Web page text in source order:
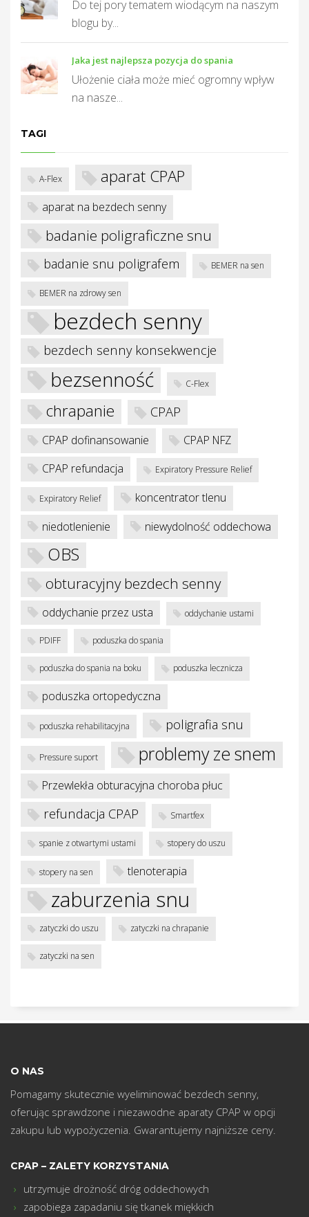
Do tej pory tematem wiodącym na naszym
blogu by...
Jaka jest najlepsza pozycja do spania
Ułożenie ciała może mieć ogromny wpływ
na nasze...
TAGI
A-Flex aparat CPAP
aparat na bezdech senny
badanie poligraficzne snu
badanie snu poligrafem BEMER na sen
BEMER na zdrowy sen
bezdech senny
bezdech senny konsekwencje
bezsenność C-Flex
chrapanie CPAP
CPAP dofinansowanie
CPAP NFZ
CPAP refundacja
Expiratory Pressure Relief
Expiratory Relief
koncentrator tlenu
niedotlenienie
niewydolność oddechowa
OBS
obturacyjny bezdech senny
oddychanie przez usta oddychanie ustami
PDIFF poduszka do spania
poduszka do spania na boku poduszka lecznicza
poduszka ortopedyczna
poduszka rehabilitacyjna poligrafia snu
Pressure suport problemy ze snem
Przewlekła obturacyjna choroba płuc
refundacja CPAP Smartfex
spanie z otwartymi ustami stopery do uszu
stopery na sen tlenoterapia
zaburzenia snu
zatyczki do uszu zatyczki na chrapanie
zatyczki na sen
O NAS
Pomagamy skutecznie wyeliminować bezdech senny,
oferując sprawdzone i niezawodne aparaty CPAP w opcji
zakupu lub wypożyczenia. Gwarantujemy najniższe ceny.
CPAP – ZALETY KORZYSTANIA
utrzymuje drożność dróg oddechowych
zapobiega zapadaniu się tkanek miękkich